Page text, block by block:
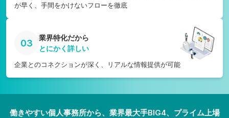
が早く、手間をかけないフローを徹底
03
業界特化だから
とにかく詳しい
企業とのコネクションが深く、リアルな情報提供が可能
働きやすい個人事務所から、業界最大手BIG4、プライム上場